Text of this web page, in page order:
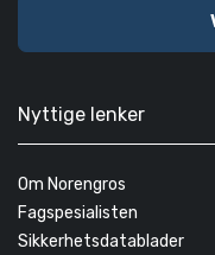
Nyttige lenker
Om Norengros
Fagspesialisten
Sikkerhetsdatablader